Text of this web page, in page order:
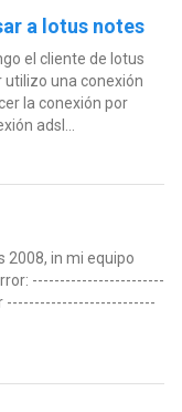
a lotus notes
el cliente de lotus
una conexión
la conexión por
adsl...
2008, in mi equipo
------------------------
---------------------------